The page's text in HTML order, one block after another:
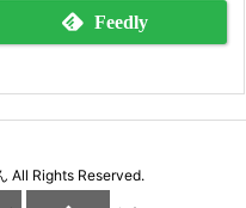
Feedly
All Rights Reserved.